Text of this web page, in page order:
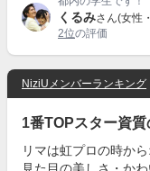
くるみさん(女性
2位の評価
NiziUメンバーランキング
1番TOPスター資
リマは虹プロの時か
見た目の美しさ・か